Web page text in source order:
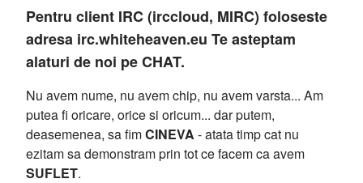
Pentru client IRC (irccloud, MIRC) foloseste
adresa irc.whiteheaven.eu Te asteptam
alaturi de noi pe CHAT.
Nu avem nume, nu avem chip, nu avem varsta... Am
putea fi oricare, orice si oricum... dar putem,
deasemenea, sa fimCINEVA - atata timp cat nu
ezitam sa demonstram prin tot ce facem ca avem
SUFLET.